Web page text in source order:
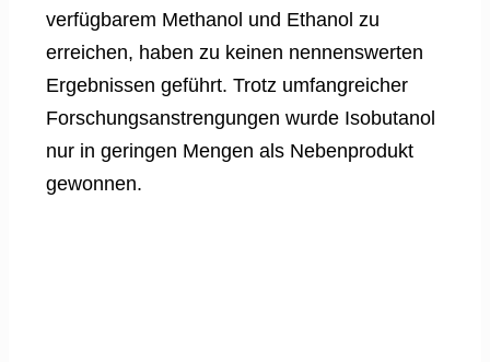
verfügbarem Methanol und Ethanol zu
erreichen, haben zu keinen nennenswerten
Ergebnissen geführt. Trotz umfangreicher
Forschungsanstrengungen wurde Isobutanol
nur in geringen Mengen als Nebenprodukt
gewonnen.